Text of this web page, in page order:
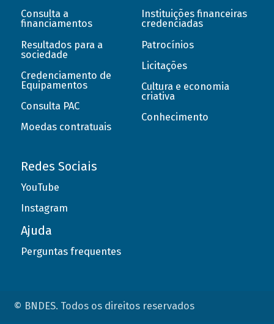
Consulta a
financiamentos
Resultados para a
sociedade
Credenciamento de
Equipamentos
Consulta PAC
Moedas contratuais
Instituições financeiras
credenciadas
Patrocínios
Licitações
Cultura e economia
criativa
Conhecimento
Redes Sociais
YouTube
Instagram
Ajuda
Perguntas frequentes
© BNDES. Todos os direitos reservados